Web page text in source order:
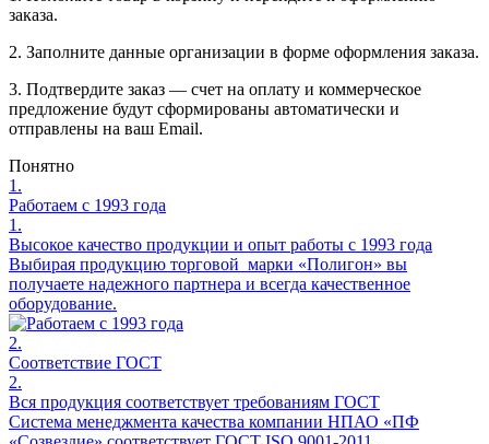
заказа.
2. Заполните данные организации в форме оформления заказа.
3. Подтвердите заказ — счет на оплату и коммерческое
предложение будут сформированы автоматически и
отправлены на ваш Email.
Понятно
1.
Работаем с 1993 года
1.
Высокое качество продукции и опыт работы с 1993 года
Выбирая продукцию торговой марки «Полигон» вы
получаете надежного партнера и всегда качественное
оборудование.
2.
Соответствие ГОСТ
2.
Вся продукция соответствует требованиям ГОСТ
Система менеджмента качества компании НПАО «ПФ